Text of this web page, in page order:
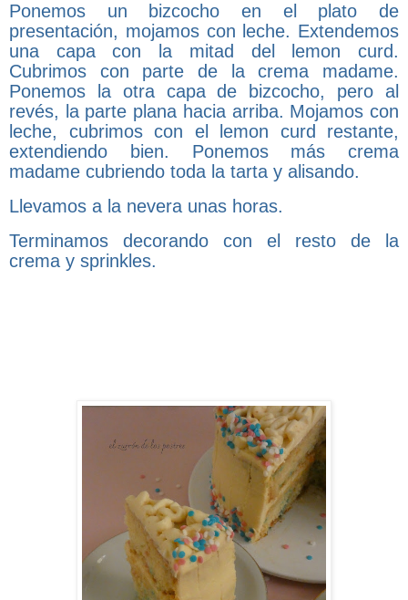
Ponemos un bizcocho en el plato de
presentación, mojamos con leche. Extendemos
una capa con la mitad del lemon curd.
Cubrimos con parte de la crema madame.
Ponemos la otra capa de bizcocho, pero al
revés, la parte plana hacia arriba. Mojamos con
leche, cubrimos con el lemon curd restante,
extendiendo bien. Ponemos más crema
madame cubriendo toda la tarta y alisando.
Llevamos a la nevera unas horas.
Terminamos decorando con el resto de la
crema y sprinkles.